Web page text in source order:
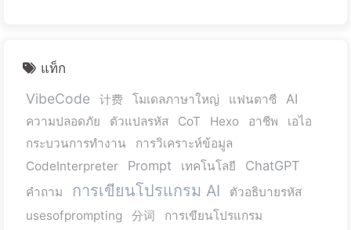
แท็ก
VibeCode 计费 โมเดลภาษาใหญ่ แฟนตาซี AI
ความปลอดภัย ตัวแปลรหัส CoT Hexo อาชีพ
เอไอ
กระบวนการทำงาน
การวิเคราะห์ข้อมูล
CodeInterpreter
Prompt เทคโนโลยี ChatGPT
คำถาม การเขียนโปรแกรม AI
ตัวอธิบายรหัส
usesofprompting
分词 การเขียนโปรแกรม